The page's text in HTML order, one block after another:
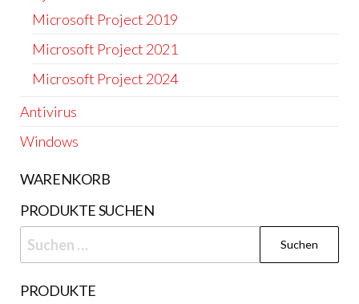
Microsoft Project 2019
Microsoft Project 2021
Microsoft Project 2024
Antivirus
Windows
WARENKORB
PRODUKTE SUCHEN
Suchen
nach:
PRODUKTE